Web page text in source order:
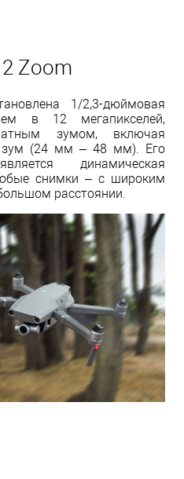
Zoom
1/2,3-дюймовая
в 12 мегапикселей,
зумом, включая
зум (24 мм – 48 мм). Его
динамическая
снимки – с широким
расстоянии.